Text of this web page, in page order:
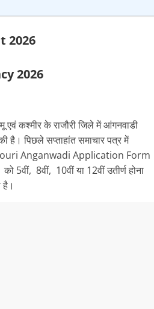
2026
2026
एवं कश्मीर के राजौरी जिले में आंगनवाडी
है। पिछले सप्ताहांत समाचार पत्र में
Anganwadi Application Form
5वीं, 8वीं, 10वीं या 12वीं उतीर्ण होना